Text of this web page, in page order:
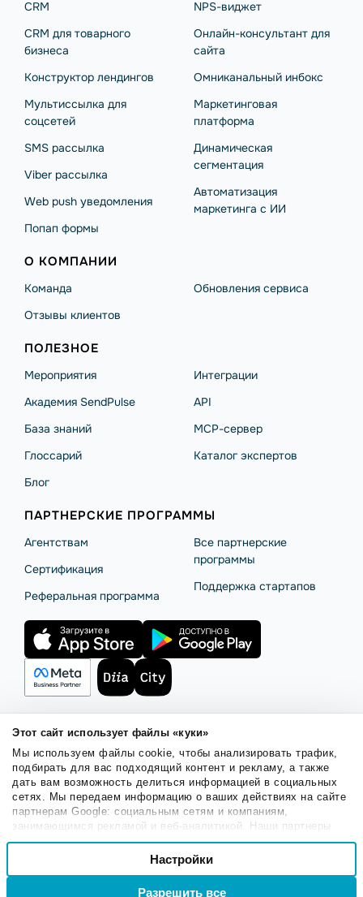
Этот сайт использует файлы «куки»
Мы используем файлы cookie, чтобы анализировать трафик,
подбирать для вас подходящий контент и рекламу, а также
дать вам возможность делиться информацией в социальных
сетях. Мы передаем информацию о ваших действиях на сайте
партнерам Google: социальным сетям и компаниям,
занимающимся рекламой и веб-аналитикой. Наши партнеры
могут комбинировать эти сведения с предоставленной вами
информацией, а также данными, которые они получили при
использовании вами их сервисов.
Выбор
Настройки
Разрешить все
CRM
CRM для товарного
бизнеса
Конструктор лендингов
Мультиссылка для
соцсетей
SMS рассылка
Viber рассылка
Web push уведомления
Попап формы
NPS-виджет
Онлайн-консультант для
сайта
Омниканальный инбокс
Маркетинговая
платформа
Динамическая
сегментация
Автоматизация
маркетинга с ИИ
О КОМПАНИИ
Команда
Отзывы клиентов
Обновления сервиса
ПОЛЕЗНОЕ
Мероприятия
Академия SendPulse
База знаний
Глоссарий
Блог
Интеграции
API
MCP-сервер
Каталог экспертов
ПАРТНЕРСКИЕ ПРОГРАММЫ
Агентствам
Сертификация
Реферальная программа
Все партнерские
программы
Поддержка стартапов
Правила использованияБезопасность SendPulse
Политика конфиденциальности Политика Cookies
© 2015 - 2026. ООО «СендПульс». Все права защищены.
Русский